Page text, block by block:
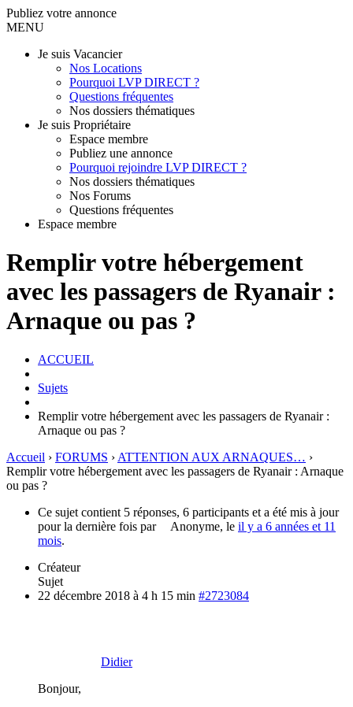
Publiez votre annonce
MENU
Je suis Vacancier
Nos Locations
Pourquoi LVP DIRECT ?
Questions fréquentes
Nos dossiers thématiques
Je suis Propriétaire
Espace membre
Publiez une annonce
Pourquoi rejoindre LVP DIRECT ?
Nos dossiers thématiques
Nos Forums
Questions fréquentes
Espace membre
Remplir votre hébergement
avec les passagers de Ryanair :
Arnaque ou pas ?
ACCUEIL
Sujets
Remplir votre hébergement avec les passagers de Ryanair :
Arnaque ou pas ?
Accueil › FORUMS › ATTENTION AUX ARNAQUES… ›
Remplir votre hébergement avec les passagers de Ryanair : Arnaque
ou pas ?
Ce sujet contient 5 réponses, 6 participants et a été mis à jour
pour la dernière fois par
Anonyme, le il y a 6 années et 11
mois.
Créateur
Sujet
22 décembre 2018 à 4 h 15 min #2723084
Didier
Bonjour,